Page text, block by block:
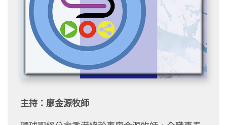
主持：廖金源牧師